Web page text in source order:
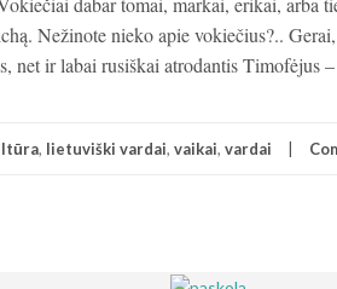
Nežinote nieko apie vokiečius?..
net ir labai rusiškai atrodantis Timofėjus
, lietuviški vardai, vaikai, vardai